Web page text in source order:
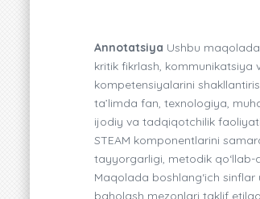
Annotatsiya Ushbu
kritik fikrlash,
kompetensiyalarini
ta’limda fan, texnologiya,
ijodiy va tadqiqotchilik
STEAM komponentlarini
tayyorgarligi, metodik qo‘llab-
Maqolada boshlang‘ich sinflar
baholash mezonlari taklif